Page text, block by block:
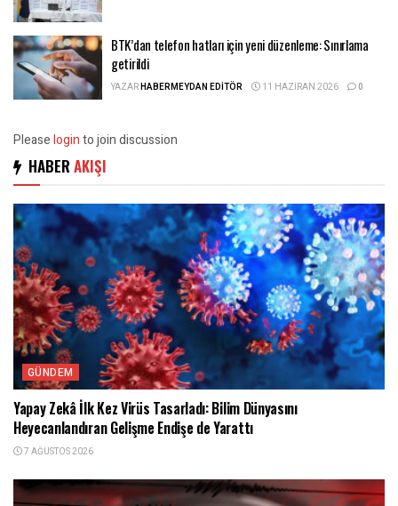
BTK’dan telefon hatları için yeni düzenleme: Sınırlama
getirildi
YAZARHABERMEYDAN EDITÖR 11 HAZIRAN 2026 0
Pleaseloginto join discussion
HABER AKIŞI
GÜNDEM
Yapay Zekâ İlk Kez Virüs Tasarladı: Bilim Dünyasını
Heyecanlandıran Gelişme Endişe de Yarattı
7 AĞUSTOS 2026